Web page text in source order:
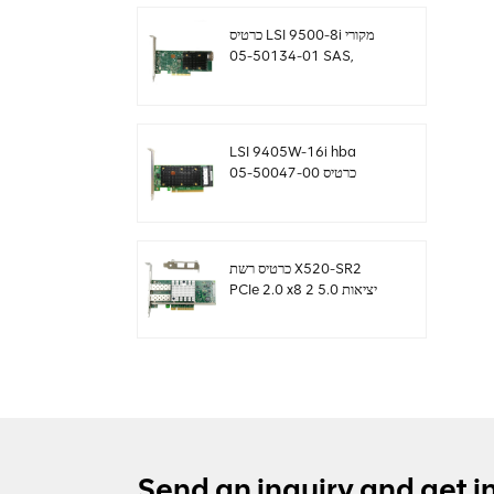
כרטיס LSI 9500-8i מקורי
05-50134-01 SAS,
LSI 9405W-16i hba
כרטיס 05-50047-00
כרטיס רשת X520-SR2
PCIe 2.0 x8 2 יציאות 5.0